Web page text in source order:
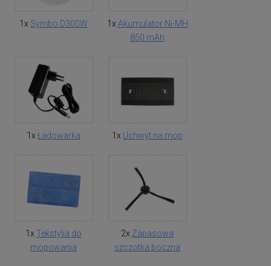
1x Symbo D300W 1x Akumulator Ni-MH
850 mAh
1x Ładowarka 1x Uchwyt na mop
1x Tekstylia do
mopowania
2x Zapasowa
szczotka boczna